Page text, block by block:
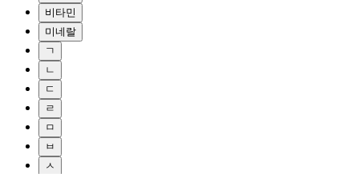
비타민
미네랄
ㄱ
ㄴ
ㄷ
ㄹ
ㅁ
ㅂ
ㅅ